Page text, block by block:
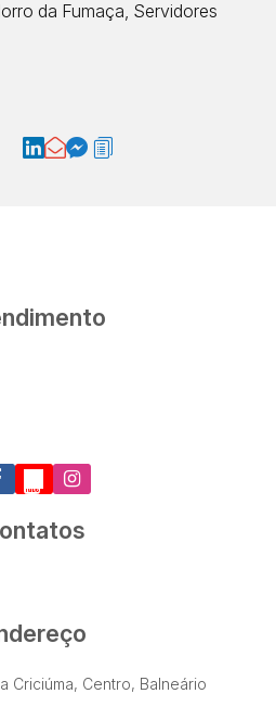
da Fumaça, Servidores
Criciúma, Centro, Balneário